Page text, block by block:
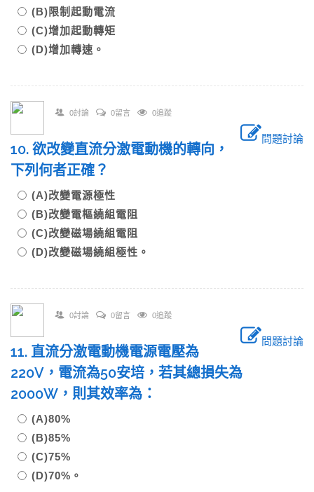
(B)限制起動電流
(C)增加起動轉矩
(D)增加轉速。
0討論 0留言 0追蹤
問題討論
10. 欲改變直流分激電動機的轉向，
下列何者正確？
(A)改變電源極性
(B)改變電樞繞組電阻
(C)改變磁場繞組電阻
(D)改變磁場繞組極性。
0討論 0留言 0追蹤
問題討論
11. 直流分激電動機電源電壓為
220V，電流為50安培，若其總損失為
2000W，則其效率為：
(A)80%
(B)85%
(C)75%
(D)70%。